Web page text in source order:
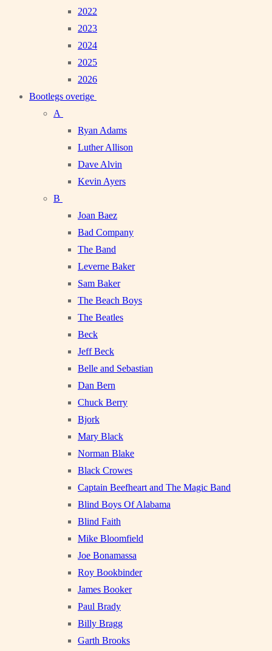
2022
2023
2024
2025
2026
Bootlegs overige
A
Ryan Adams
Luther Allison
Dave Alvin
Kevin Ayers
B
Joan Baez
Bad Company
The Band
Leverne Baker
Sam Baker
The Beach Boys
The Beatles
Beck
Jeff Beck
Belle and Sebastian
Dan Bern
Chuck Berry
Bjork
Mary Black
Norman Blake
Black Crowes
Captain Beefheart and The Magic Band
Blind Boys Of Alabama
Blind Faith
Mike Bloomfield
Joe Bonamassa
Roy Bookbinder
James Booker
Paul Brady
Billy Bragg
Garth Brooks